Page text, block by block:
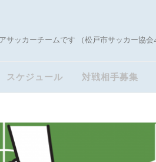
ッカーチームです （松戸市サッカー協会
スケジュール 対戦相手募集